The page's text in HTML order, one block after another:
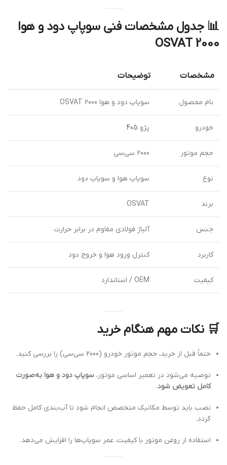
📊 جدول مشخصات فنی سوپاپ دود و هوا
2000 OSVAT
مشخصات توضیحات
نام محصول سوپاپ دود و هوا 2000 OSVAT
خودرو پژو 405
حجم موتور 2000 سی‌سی
نوع سوپاپ هوا و سوپاپ دود
برند OSVAT
جنس آلیاژ فولادی مقاوم در برابر حرارت
کاربرد کنترل ورود هوا و خروج دود
کیفیت OEM / استاندارد
🛒 نکات مهم هنگام خرید
حتماً قبل از خرید، حجم موتور خودرو (2000 سی‌سی) را بررسی کنید.
توصیه می‌شود در تعمیر اساسی موتور، سوپاپ دود و هوا به‌صورت
کامل تعویض شود.
نصب باید توسط مکانیک متخصص انجام شود تا آب‌بندی کامل حفظ
گردد.
استفاده از روغن موتور با کیفیت، عمر سوپاپ‌ها را افزایش می‌دهد.